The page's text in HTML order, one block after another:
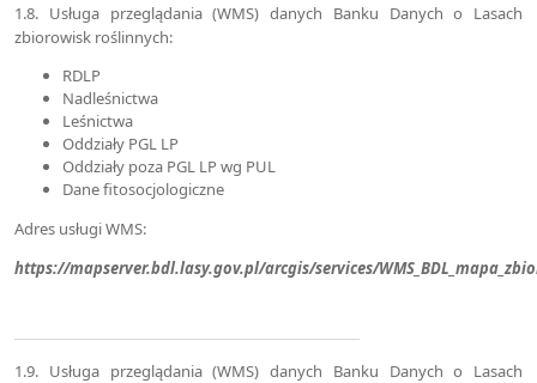
1.8. Usługa przeglądania (WMS) danych Banku Danych o Lasach
zbiorowisk roślinnych:
RDLP
Nadleśnictwa
Leśnictwa
Oddziały PGL LP
Oddziały poza PGL LP wg PUL
Dane fitosocjologiczne
Adres usługi WMS:
https://mapserver.bdl.lasy.gov.pl/arcgis/services/
1.9. Usługa przeglądania (WMS) danych Banku Danych o Lasach